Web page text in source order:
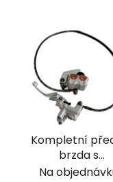
Kompletní
brzda s
Na